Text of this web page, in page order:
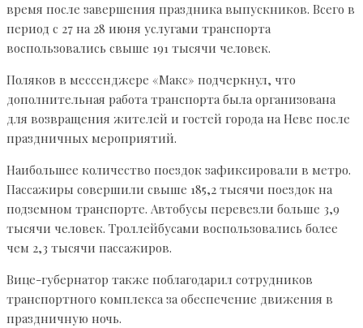
время после завершения праздника выпускников. Всего в
период с 27 на 28 июня услугами транспорта
воспользовались свыше 191 тысячи человек.
Поляков в мессенджере «Макс» подчеркнул, что
дополнительная работа транспорта была организована
для возвращения жителей и гостей города на Неве после
праздничных мероприятий.
Наибольшее количество поездок зафиксировали в метро.
Пассажиры совершили свыше 185,2 тысячи поездок на
подземном транспорте. Автобусы перевезли больше 3,9
тысячи человек. Троллейбусами воспользовались более
чем 2,3 тысячи пассажиров.
Вице-губернатор также поблагодарил сотрудников
транспортного комплекса за обеспечение движения в
праздничную ночь.